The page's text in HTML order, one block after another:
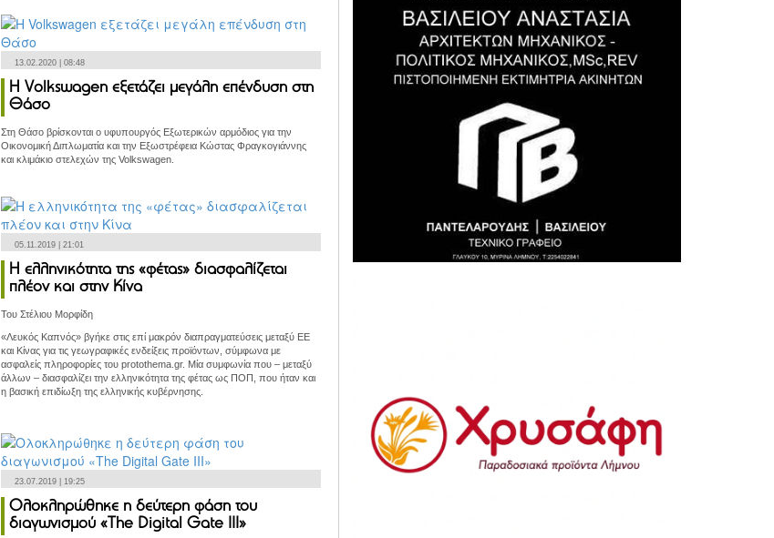
13.02.2020 | 08:48
Η Volkswagen εξετάζει μεγάλη επένδυση στη
Θάσο
Στη Θάσο βρίσκονται ο υφυπουργός Εξωτερικών αρμόδιος για την
Οικονομική Διπλωματία και την Εξωστρέφεια Κώστας Φραγκογιάννης
και κλιμάκιο στελεχών της Volkswagen.
05.11.2019 | 21:01
Η ελληνικότητα της «φέτας» διασφαλίζεται
πλέον και στην Κίνα
Του Στέλιου Μορφίδη
«Λευκός Καπνός» βγήκε στις επί μακρόν διαπραγματεύσεις μεταξύ ΕΕ
και Κίνας για τις γεωγραφικές ενδείξεις προϊόντων, σύμφωνα με
ασφαλείς πληροφορίες του protothema.gr. Μία συμφωνία που – μεταξύ
άλλων – διασφαλίζει την ελληνικότητα της φέτας ως ΠΟΠ, που ήταν και
η βασική επιδίωξη της ελληνικής κυβέρνησης.
23.07.2019 | 19:25
Ολοκληρώθηκε η δεύτερη φάση του
διαγωνισμού «The Digital Gate III»